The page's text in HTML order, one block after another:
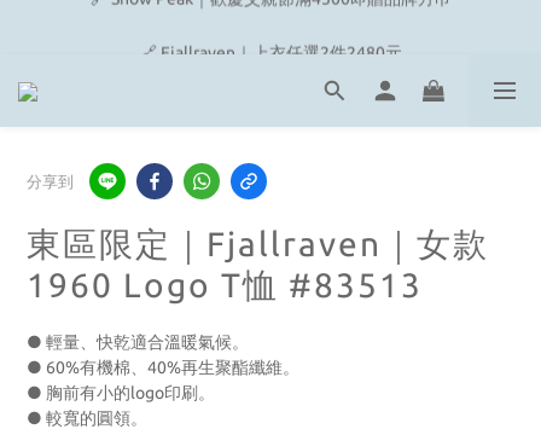
🔗 Fjallraven｜上衣任選2件2480元
🎉On/HOKA 新品陸續上架
分享到
東區限定｜Fjallraven｜女款
1960 Logo T恤 #83513
● 輕量、快乾適合溫暖氣候。
● 60%有機棉、40%再生聚酯纖維。
● 胸前有小的logo印刷。
● 較寬的圓領。